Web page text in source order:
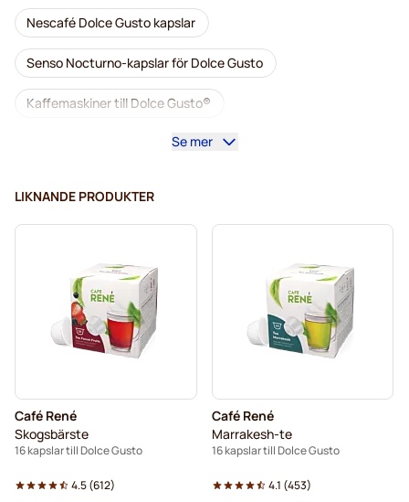
Nescafé Dolce Gusto kapslar
Senso Nocturno-kapslar för Dolce Gusto
Kaffemaskiner till Dolce Gusto®
Tillbehör till Dolce Gusto®
Avkalkning och rengöring för Dolce Gusto
Segafredo-kaffekapslar för Dolce Gusto
Café René-kaffekapslar för Dolce Gusto
Caffè Borbone för Dolce Gusto
Kapslar till Dolce Gusto®
Se mer
LIKNANDE PRODUKTER
Café René
Skogsbärste
16 kapslar till Dolce Gusto
4.5(612)
Café René
Marrakesh-te
16 kapslar till Dolce Gusto
4.1 (453)